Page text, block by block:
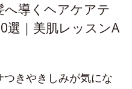
へ導くヘアケアテ
選｜美肌レッスンA
きやきしみが気にな